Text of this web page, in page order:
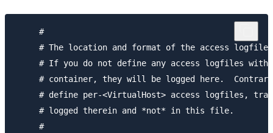
     #
# The location and format of the access logfile
# If you do not define any access logfiles
# container, they will be logged here.
# define per-<VirtualHost> access logfiles,
     # logged therein and *not* in this file.
     #